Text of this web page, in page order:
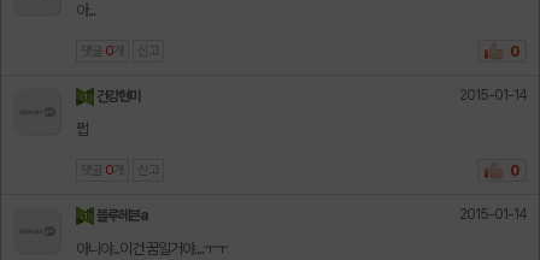
아...
댓글 0 개 신고 0
건강현미 2015-01-14
쩝
댓글 0 개 신고 0
블루헤븐a 2015-01-14
아니야...이건 꿈일거야....ㅜㅜ